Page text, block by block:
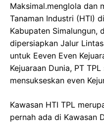
Maksimal.menglola dan
Tanaman Industri (HTI)
Kabupaten Simalungun,
dipersiapkan Jalur
untuk Eeven Even
Kejuaraan Dunia, PT
mensukseskan even
Kawasan HTI TPL
pernah ada di Kawasan